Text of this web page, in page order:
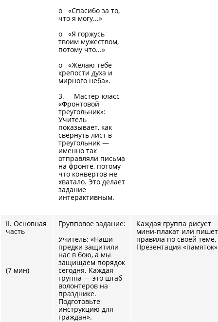
o «Спасибо за то,
что я могу...»
o «Я горжусь
твоим мужеством,
потому что...»
o «Желаю тебе
крепости духа и
мирного неба».
3. Мастер-класс
«Фронтовой
треугольник»:
Учитель
показывает, как
свернуть лист в
треугольник —
именно так
отправляли письма
на фронте, потому
что конвертов не
хватало. Это делает
задание
интерактивным.
II. Основная
часть
(7 мин)
Групповое задание:
Учитель: «Наши
предки защитили
нас в бою, а мы
защищаем порядок
сегодня. Каждая
группа — это штаб
волонтеров на
празднике.
Подготовьте
инструкцию для
граждан».
Каждая группа рисует
мини-плакат или
правила по своей теме.
Презентация